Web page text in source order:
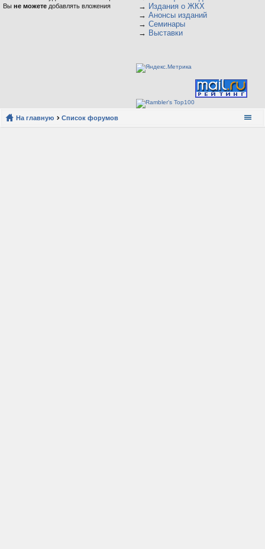
Вы не можете добавлять вложения
→ Издания о ЖКХ
→ Анонсы изданий
→ Семинары
→ Выставки
На главную Список форумов